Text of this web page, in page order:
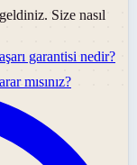
Size nasıl
garantisi nedir?
mısınız?